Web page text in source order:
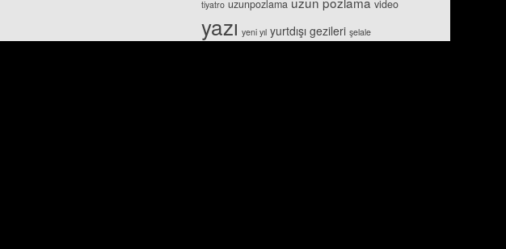
tiyatro uzunpozlama video
yazı yeni yıl yurtdışı gezileri şelale